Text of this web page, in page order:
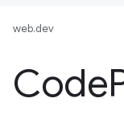
web.dev
Code